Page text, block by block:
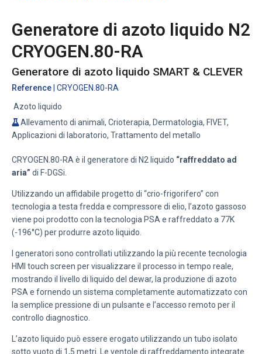
Generatore di azoto liquido N2
CRYOGEN.80-RA
Generatore di azoto liquido SMART & CLEVER
Reference | CRYOGEN.80-RA
Azoto liquido
Allevamento di animali, Crioterapia, Dermatologia, FIVET,
Applicazioni di laboratorio, Trattamento del metallo
CRYOGEN.80-RA è il generatore di N2 liquido “raffreddato ad
aria” di F-DGSi.
Utilizzando un affidabile progetto di “crio-frigorifero” con
tecnologia a testa fredda e compressore di elio, l’azoto gassoso
viene poi prodotto con la tecnologia PSA e raffreddato a 77K
(-196°C) per produrre azoto liquido.
I generatori sono controllati utilizzando la più recente tecnologia
HMI touch screen per visualizzare il processo in tempo reale,
mostrando il livello di liquido del dewar, la produzione di azoto
PSA e fornendo un sistema completamente automatizzato con
la semplice pressione di un pulsante e l’accesso remoto per il
controllo diagnostico.
L’azoto liquido può essere erogato utilizzando un tubo isolato
sotto vuoto di 1,5 metri. Le ventole di raffreddamento integrate